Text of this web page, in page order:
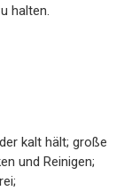
halten.
kalt hält; große
und Reinigen;